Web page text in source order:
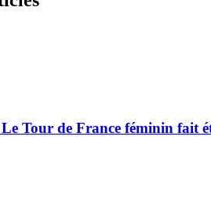
Tour de France féminin fait